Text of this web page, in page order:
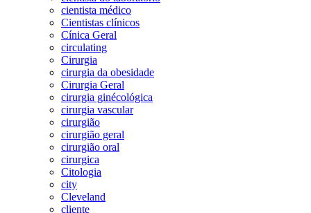
cientista médico
Cientistas clínicos
Cínica Geral
circulating
Cirurgia
cirurgia da obesidade
Cirurgia Geral
cirurgia ginécológica
cirurgia vascular
cirurgião
cirurgião geral
cirurgião oral
cirurgica
Citologia
city
Cleveland
cliente